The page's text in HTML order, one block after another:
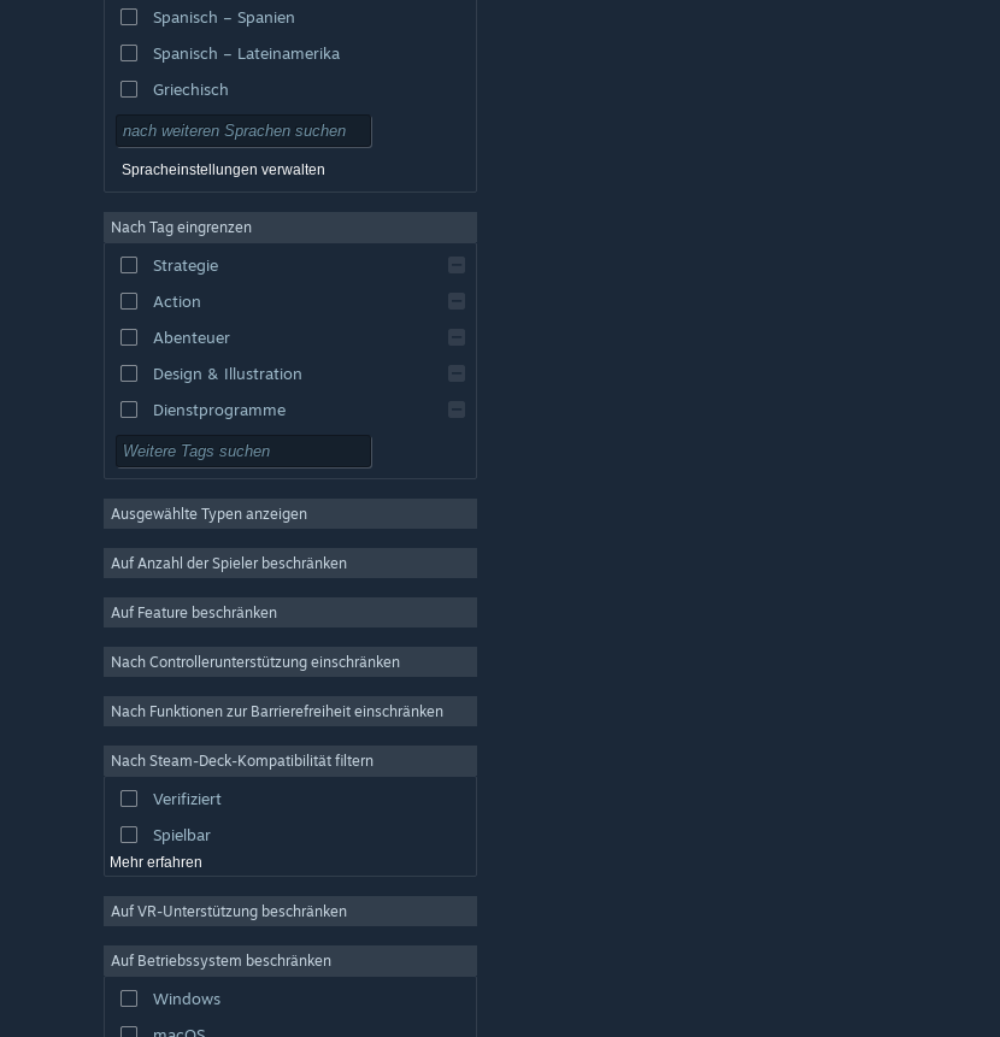
Spanisch – Spanien
Spanisch – Lateinamerika
Griechisch
Spracheinstellungen verwalten
Nach Tag eingrenzen
Strategie
Action
Abenteuer
Design & Illustration
Dienstprogramme
Kostenlos spielbar
MMO
Indie
Simulation
Videoproduktion
Fotobearbeitung
Ausgewählte Typen anzeigen
Auf Anzahl der Spieler beschränken
Auf Feature beschränken
Nach Controllerunterstützung einschränken
Nach Funktionen zur Barrierefreiheit einschränken
Nach Steam-Deck-Kompatibilität filtern
Verifiziert
Spielbar
Mehr erfahren
Auf VR-Unterstützung beschränken
Auf Betriebssystem beschränken
Windows